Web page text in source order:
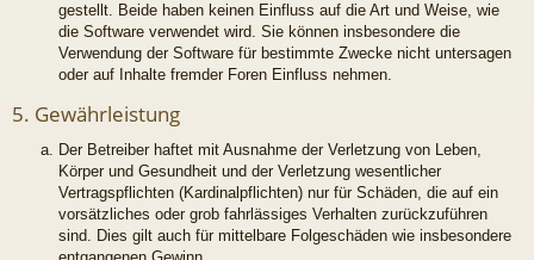
gestellt. Beide haben keinen Einfluss auf die Art und Weise, wie
die Software verwendet wird. Sie können insbesondere die
Verwendung der Software für bestimmte Zwecke nicht untersagen
oder auf Inhalte fremder Foren Einfluss nehmen.
5. Gewährleistung
Der Betreiber haftet mit Ausnahme der Verletzung von Leben,
Körper und Gesundheit und der Verletzung wesentlicher
Vertragspflichten (Kardinalpflichten) nur für Schäden, die auf ein
vorsätzliches oder grob fahrlässiges Verhalten zurückzuführen
sind. Dies gilt auch für mittelbare Folgeschäden wie insbesondere